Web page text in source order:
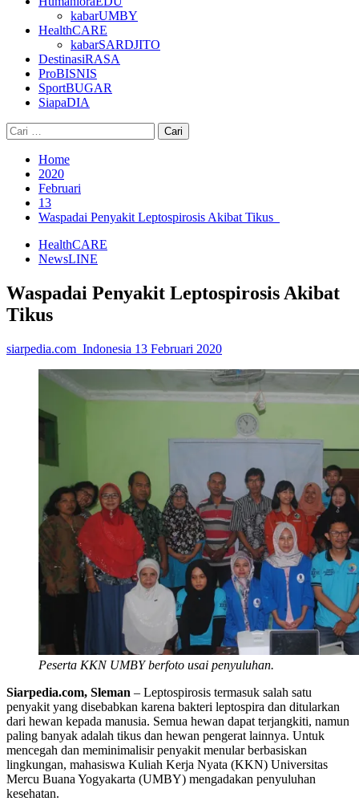
kabarUMBY
HealthCARE
kabarSARDJITO
DestinasiRASA
ProBISNIS
SportBUGAR
SiapaDIA
Cari
untuk:
Home
2020
Februari
13
Waspadai Penyakit Leptospirosis Akibat Tikus
HealthCARE
NewsLINE
Waspadai Penyakit Leptospirosis Akibat
Tikus
siarpedia.com_Indonesia 13 Februari 2020
Peserta KKN UMBY berfoto usai penyuluhan.
Siarpedia.com, Sleman – Leptospirosis termasuk salah satu
penyakit yang disebabkan karena bakteri leptospira dan ditularkan
dari hewan kepada manusia. Semua hewan dapat terjangkiti, namun
paling banyak adalah tikus dan hewan pengerat lainnya. Untuk
mencegah dan meminimalisir penyakit menular berbasiskan
lingkungan, mahasiswa Kuliah Kerja Nyata (KKN) Universitas
Mercu Buana Yogyakarta (UMBY) mengadakan penyuluhan
kesehatan.